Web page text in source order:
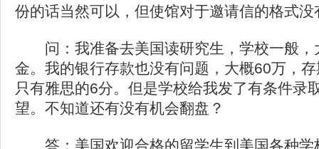
份的话当然可以，但使馆对于邀请信的格式
问：我准备去美国读研究生，学校一般，
金。我的银行存款也没有问题，大概60万，
只有雅思的6分。但是学校给我发了有条件录
望。不知道还有没有机会翻盘？
答：美国欢迎合格的留学生到美国各种学